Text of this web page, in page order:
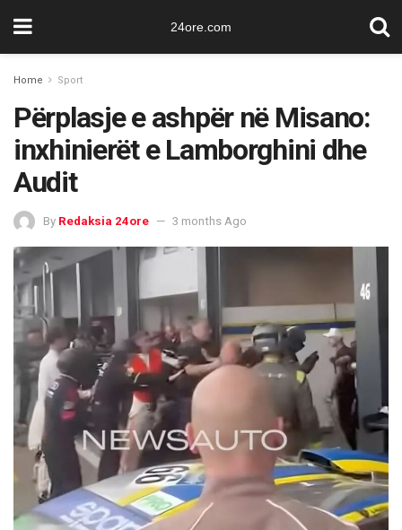
24ore.com
Home Sport
Përplasje e ashpër në Misano:
inxhinierët e Lamborghini dhe
Audit
By Redaksia 24ore 3 months Ago